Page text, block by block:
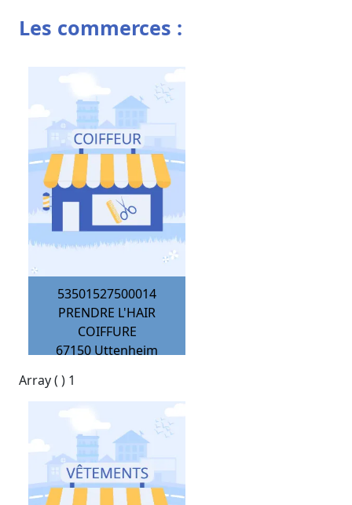
Les commerces :
53501527500014
PRENDRE L'HAIR
COIFFURE
67150 Uttenheim
Array ( ) 1